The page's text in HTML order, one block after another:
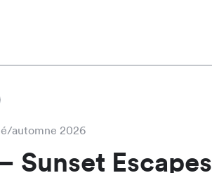
automne 2026
Sunset Escapes